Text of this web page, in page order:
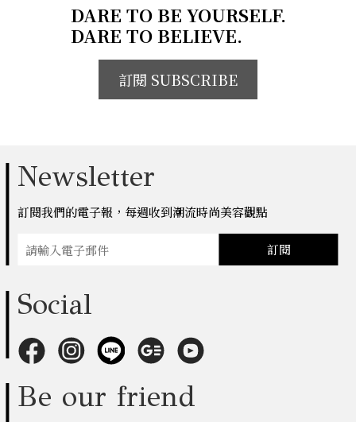
DARE TO BE YOURSELF.
DARE TO BELIEVE.
訂閱 SUBSCRIBE
Newsletter
訂閱我們的電子報，每週收到潮流時尚美容觀點
訂閱
Social
Be our friend